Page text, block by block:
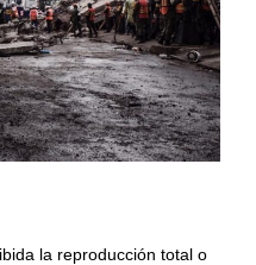
la reproducción total o